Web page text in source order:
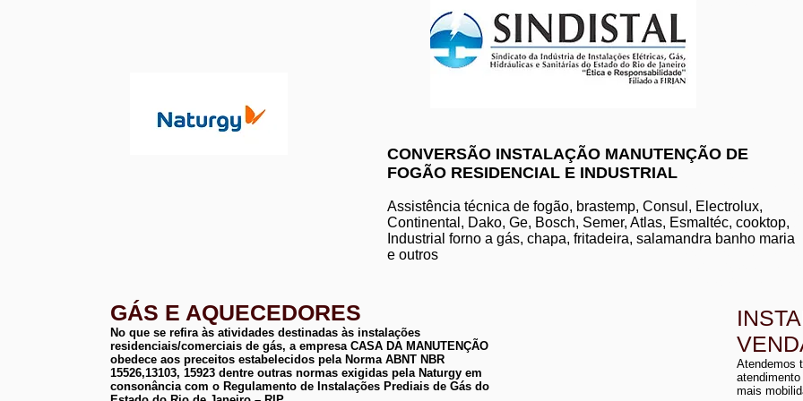
instalação de
conserto de aquecedor
manutenção de
instalação de
CONVERSÃO INSTALAÇÃO MANUTENÇÃO DE
FOGÃO RESIDENCIAL E INDUSTRIAL
Assistência técnica de fogão, brastemp, Consul, Electrolux,
Continental, Dako, Ge, Bosch, Semer, Atlas, Esmaltéc, cooktop,
Industrial forno a gás, chapa, fritadeira, salamandra banho maria
e outros
GÁS E AQUECEDORES
No que se refira às atividades destinadas às instalações
residenciais/comerciais de gás, a empresa CASA DA MANUTENÇÃO
obedece aos preceitos estabelecidos pela Norma ABNT NBR
15526,13103, 15923 dentre outras normas exigidas pela Naturgy em
consonância com o Regulamento de Instalações Prediais de Gás do
Atendemos
mais